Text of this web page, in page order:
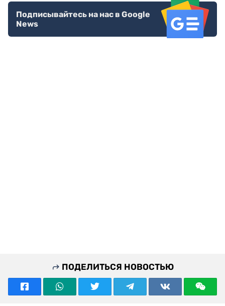
Подписывайтесь на нас в Google
News
ПОДЕЛИТЬСЯ НОВОСТЬЮ